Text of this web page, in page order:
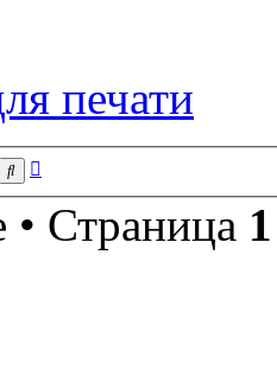
печати
Поиск
Страница 1